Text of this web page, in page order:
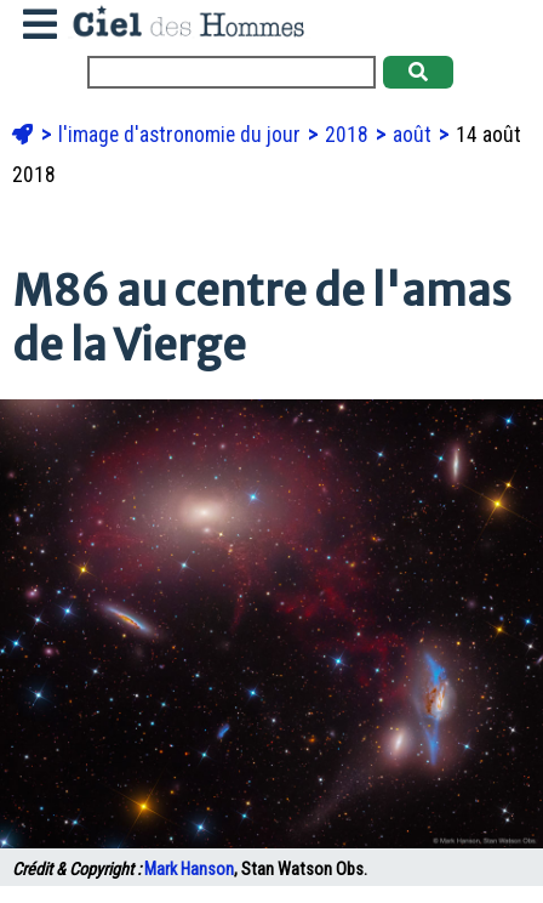
l'image d'astronomie du jour 2018 août
14 août
2018
M86 au centre de l'amas
de la Vierge
Crédit & Copyright : Mark Hanson, Stan Watson Obs.